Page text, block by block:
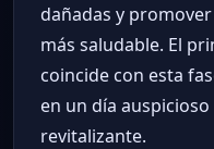
dañadas y
más saludable. El
coincide con esta
en un día
revitalizante.